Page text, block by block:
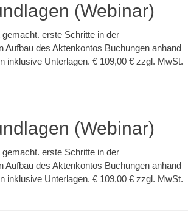
(Webinar)
erste Schritte in der
Aufbau des Aktenkontos Buchungen anhand
inklusive Unterlagen. € 109,00 € zzgl. MwSt.
(Webinar)
erste Schritte in der
Aufbau des Aktenkontos Buchungen anhand
inklusive Unterlagen. € 109,00 € zzgl. MwSt.